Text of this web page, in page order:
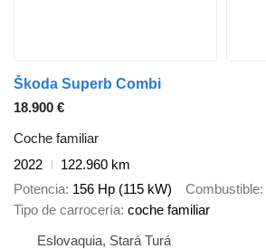
Škoda Superb Combi
18.900 €
Coche familiar
2022
122.960 km
Potencia 156 Hp (115 kW) Combustible
Tipo de carrocería coche familiar
Eslovaquia, Stará Turá